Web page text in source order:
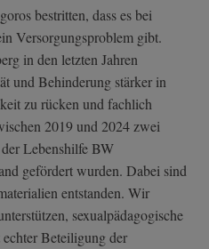
bestritten, dass es bei
Versorgungsproblem gibt.
in den letzten Jahren
und Behinderung stärker in
zu rücken und fachlich
2019 und 2024 zwei
Lebenshilfe BW
gefördert wurden. Dabei sind
entstanden. Wir
sexualpädagogische
Beteiligung der